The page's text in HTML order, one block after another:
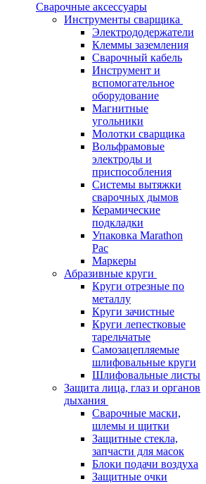
Сварочные аксессуары
Инструменты сварщика
Электрододержатели
Клеммы заземления
Сварочный кабель
Инструмент и
вспомогательное
оборудование
Магнитные
угольники
Молотки сварщика
Вольфрамовые
электроды и
приспособления
Системы вытяжки
сварочных дымов
Керамические
подкладки
Упаковка Marathon
Pac
Маркеры
Абразивные круги
Круги отрезные по
металлу
Круги зачистные
Круги лепестковые
тарельчатые
Самозацепляемые
шлифовальные круги
Шлифовальные листы
Защита лица, глаз и органов
дыхания
Сварочные маски,
шлемы и щитки
Защитные стекла,
запчасти для масок
Блоки подачи воздуха
Защитные очки